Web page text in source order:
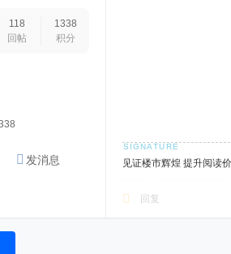
118
回帖
1338
积分
发消息 见证楼市辉煌 提升阅读
回复